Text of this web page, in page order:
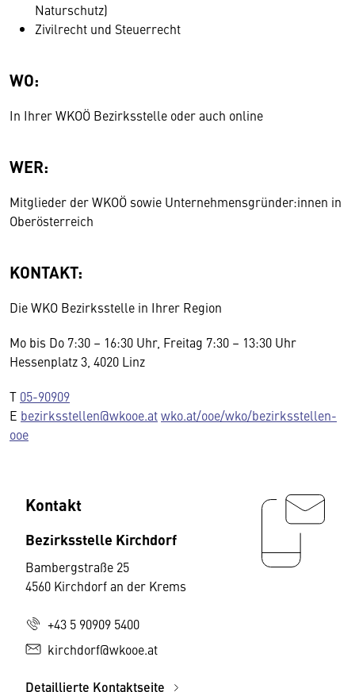
Naturschutz)
Zivilrecht und Steuerrecht
WO:
In Ihrer WKOÖ Bezirksstelle oder auch online
WER:
Mitglieder der WKOÖ sowie Unternehmensgründer:innen in
Oberösterreich
KONTAKT:
Die WKO Bezirksstelle in Ihrer Region
Mo bis Do 7:30 – 16:30 Uhr, Freitag 7:30 – 13:30 Uhr
Hessenplatz 3, 4020 Linz
T 05-90909
E bezirksstellen@wkooe.atwko.at/ooe/wko/bezirksstellen-
ooe
Kontakt
Bezirksstelle Kirchdorf
Bambergstraße 25
4560 Kirchdorf an der Krems
+43 5 90909 5400
kirchdorf@wkooe.at
Detaillierte Kontaktseite